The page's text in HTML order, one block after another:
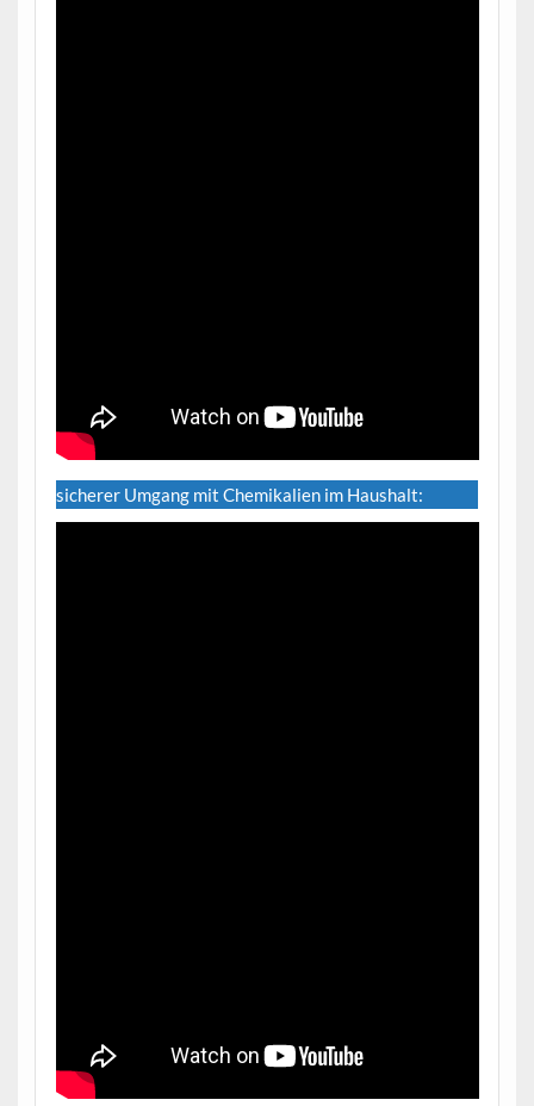
sicherer Umgang mit Chemikalien im Haushalt: